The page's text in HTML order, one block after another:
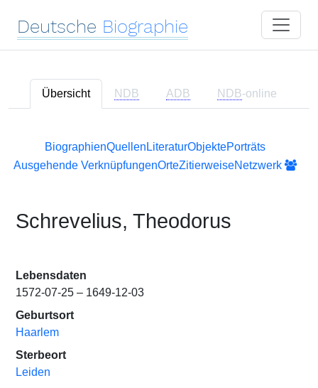
Deutsche Biographie
Übersicht NDB ADB NDB-online
BiographienQuellen LiteraturObjektePorträts
Ausgehende VerknüpfungenOrteZitierweiseNetzwerk
Schrevelius, Theodorus
Lebensdaten
1572-07-25 – 1649-12-03
Geburtsort
Haarlem
Sterbeort
Leiden